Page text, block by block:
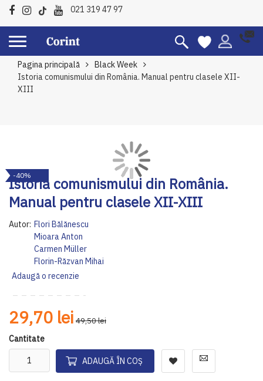
021 319 47 97
Pagina principală
Black Week
Istoria comunismului din România. Manual pentru clasele XII-
XIII
Istoria comunismului din România.
Manual pentru clasele XII-XIII
Autor: Flori Bălănescu
Mioara Anton
Carmen Müller
Florin-Răzvan Mihai
Adaugă o recenzie
29,70 lei 49,50 lei
Cantitate
ADAUGĂ ÎN COȘ
to
the
end
the
images
gallery
-40%